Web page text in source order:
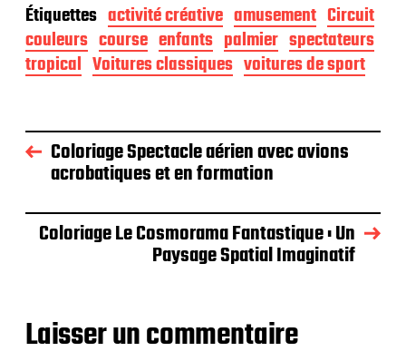
Étiquettes activité créative amusement Circuit
couleurs course enfants palmier spectateurs
tropical Voitures classiques voitures de sport
Coloriage Spectacle aérien avec avions
acrobatiques et en formation
Coloriage Le Cosmorama Fantastique : Un
Paysage Spatial Imaginatif
Laisser un commentaire